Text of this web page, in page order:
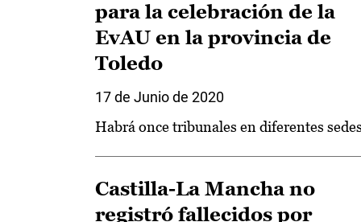
para la celebración de la
EvAU en la provincia de
Toledo
17 de Junio de 2020
Habrá once tribunales en diferentes sedes
Castilla-La Mancha no
registró fallecidos por